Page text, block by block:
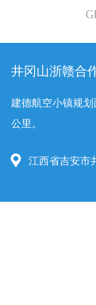
井冈山浙赣合
建德航空小镇规
公里。
江西省吉安市